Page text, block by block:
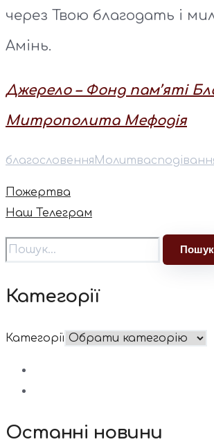
через Твою благодать і
Амінь.
Джерело – Фонд пам’яті
Митрополита Мефодія
благословення Молитва
Пожертва
Наш Телеграм
Категорії
Категорії
Останні новини